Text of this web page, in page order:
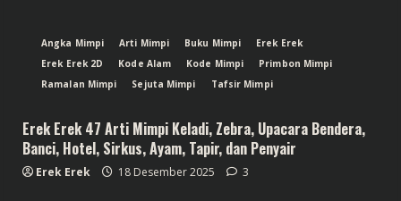
Angka Mimpi Arti Mimpi Buku Mimpi
Erek Erek
Erek Erek 2D
Kode Alam Kode Mimpi
Primbon Mimpi
Ramalan Mimpi
Sejuta Mimpi Tafsir Mimpi
Erek Erek 47 Arti Mimpi Keladi, Zebra, Upacara Bendera,
Banci, Hotel, Sirkus, Ayam, Tapir, dan Penyair
Erek Erek 18 Desember 2025 3